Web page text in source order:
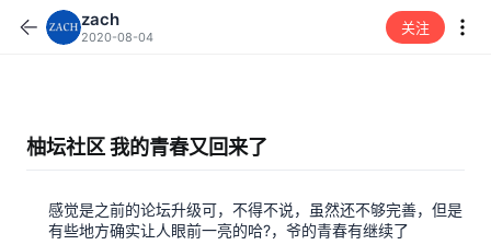
zach
2020-08-04
关注
柚坛社区 我的青春又回来了
感觉是之前的论坛升级可，不得不说，虽然还不够完善，但是
有些地方确实让人眼前一亮的哈?，爷的青春有继续了